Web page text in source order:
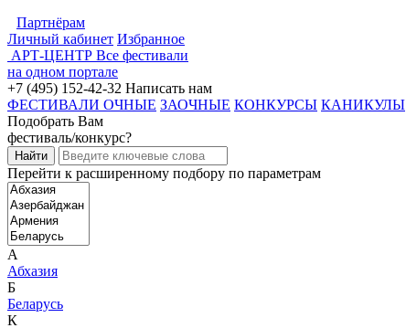
Партнёрам
Личный кабинет Избранное
АРТ-ЦЕНТР Все фестивали
на одном портале
+7 (495) 152-42-32 Написать нам
ФЕСТИВАЛИ ОЧНЫЕ ЗАОЧНЫЕ КОНКУРСЫ КАНИКУЛЫ
Подобрать Вам
фестиваль/конкурс?
Перейти к расширенному подбору по параметрам
А
Абхазия
Б
Беларусь
К